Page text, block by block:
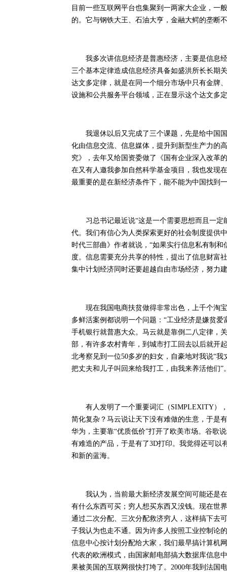
目前一些互联网平台也集聚到一两家大企业，一
的。它与钢铁大王、石油大亨，金融大鳄的垄断
我多次讲信息经济是普惠经济，主要是信息经
三个基本定律造成信息经济具备如盛洪所长长期
达文多定律，就是在同一个细分市场中只有金牌
设施和公共服务平台领域，正在显示这个达文多
我退休以后又完成了三个课题，先是给中国国
化由信息交流、信息媒体，提升到新型生产力的
究》，去年又给国资委做了《国有企业深入改革
在又有人邀我参加自然科学基金项目，我也发现
最重要的是在新经济条件下，能不能为中国找到
习总书记最近说“这是一个需要思想而且一定
代。我们有信心为人类探索更好的社会制度提供
时代三部曲》作者就说，“如果实行信息私有制
度。信息需要充分共享的特性，提出了信息财富
集中计划经济同时还要超越自由市场经济，努力
现在我国电商扶贫做得非常出色，上千个淘宝
多鲜活案例都说明一个问题：“工业经济是嫌贫
手机银行就普惠大众。马云就是靠倒二八定律，
部，有许多农村青年，到城市打工回去以后就开
北考察见到一位50多岁的妇女，自豪地对我说“
把丈夫和儿子叫回来给我打工，由我来养活他们
有人发明了一个重要词汇（SIMPLEXITY），
简化复杂？马云说让天下没有难做的生意，于是
华为，主要靠“优质低价”打开了欧美市场。谷歌
有难造的产品，于是有了3D打印。我觉得还可以
和新的蓝海。
我认为，当前最大新经济发展空间可能还是在
有什么东西可买；穷人想买东西又没钱。现在世
通过二次分配、三次分配救济穷人，这样搞下去
子我认为也走不通。因为许多人按照工业控制论
信息中心按计划分配给大家，我们最早搞计算机
代表的欧洲模式，由国家邮电部搞大数据库信息
果被美国的互联网很快打垮了。2000年我到法国